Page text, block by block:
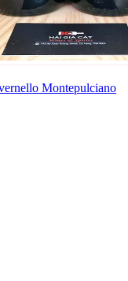
Montepulciano